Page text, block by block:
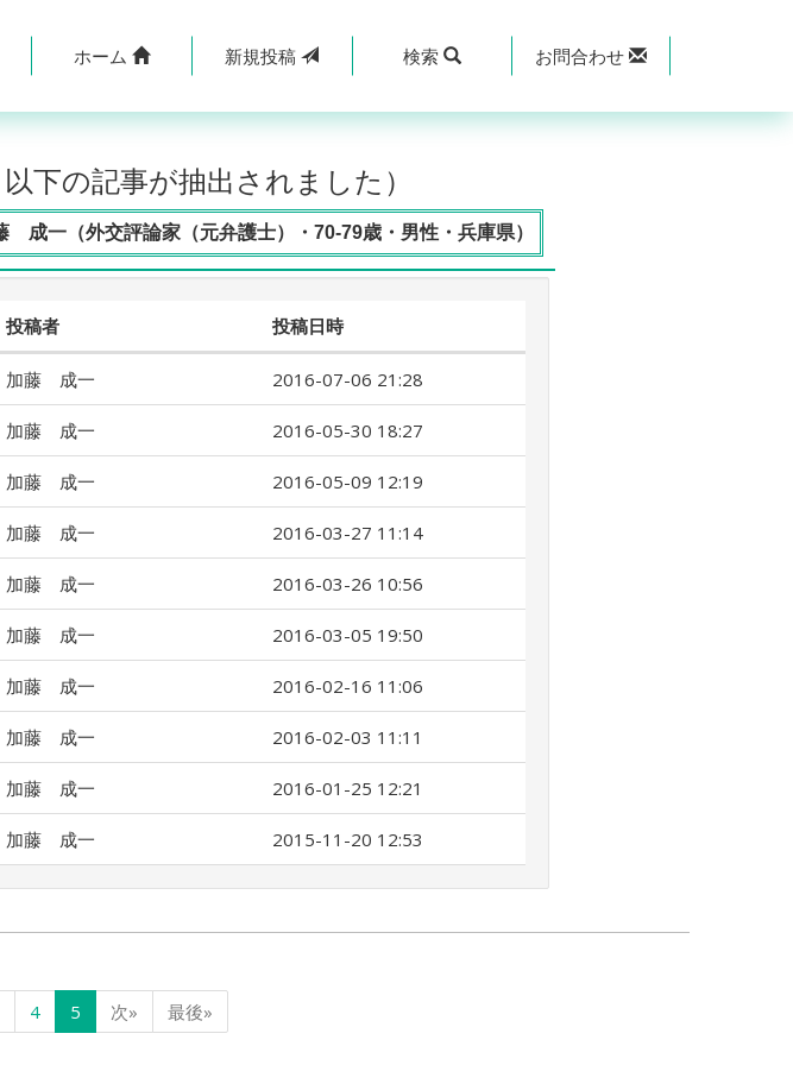
ホーム 新規投稿 検索 お問合わせ
下の記事が抽出されました）
成一（外交評論家（元弁護士）・70-79歳・男性・兵庫県）
投稿者 投稿日時
加藤 成一 2016-07-06 21:28
加藤 成一 2016-05-30 18:27
加藤 成一 2016-05-09 12:19
加藤 成一 2016-03-27 11:14
加藤 成一 2016-03-26 10:56
加藤 成一 2016-03-05 19:50
加藤 成一 2016-02-16 11:06
加藤 成一 2016-02-03 11:11
加藤 成一 2016-01-25 12:21
加藤 成一 2015-11-20 12:53
4 5 次» 最後»